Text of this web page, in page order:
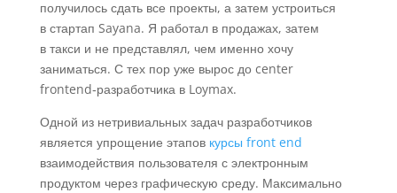
получилось сдать все проекты, а затем устроиться
в стартап Sayana. Я работал в продажах, затем
в такси и не представлял, чем именно хочу
заниматься. С тех пор уже вырос до center
frontend‑разработчика в Loymax.
Одной из нетривиальных задач разработчиков
является упрощение этапов курсы front end
взаимодействия пользователя с электронным
продуктом через графическую среду. Максимально